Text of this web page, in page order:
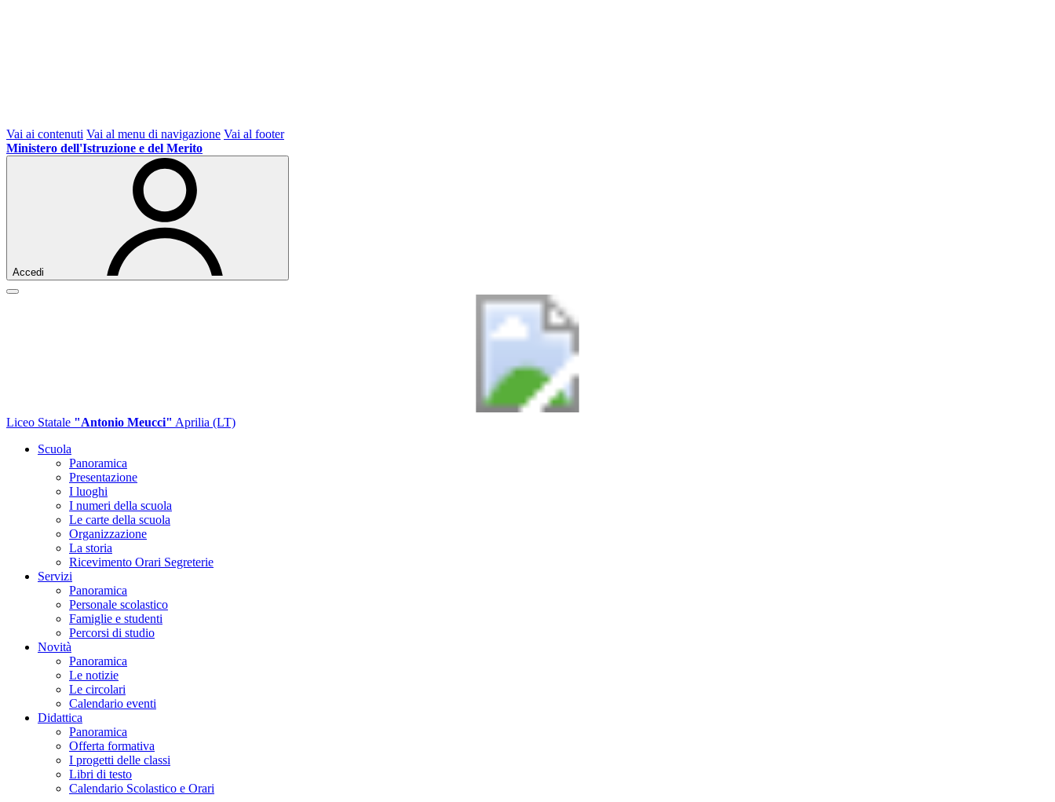
Vai ai contenuti Vai al menu di navigazione Vai al footer
Ministero dell'Istruzione e del Merito
Accedi
Liceo Statale "Antonio Meucci" Aprilia (LT)
Scuola
Panoramica
Presentazione
I luoghi
I numeri della scuola
Le carte della scuola
Organizzazione
La storia
Ricevimento Orari Segreterie
Servizi
Panoramica
Personale scolastico
Famiglie e studenti
Percorsi di studio
Novità
Panoramica
Le notizie
Le circolari
Calendario eventi
Didattica
Panoramica
Offerta formativa
I progetti delle classi
Libri di testo
Calendario Scolastico e Orari